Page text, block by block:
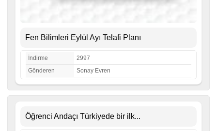
Fen Bilimleri Eylül Ayı Telafi Planı
İndirme
2997
Gönderen
Sonay Evren
Öğrenci Andaçı Türkiyede bir ilk...